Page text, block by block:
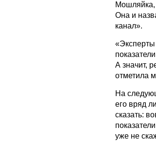
Мошляйка,
Она и
канал».
«Эксперты
А значит,
отметила
На
его вряд
сказать:
уже не